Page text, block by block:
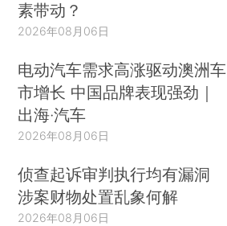
素带动？
2026年08月06日
电动汽车需求高涨驱动澳洲车
市增长 中国品牌表现强劲｜
出海·汽车
2026年08月06日
侦查起诉审判执行均有漏洞
涉案财物处置乱象何解
2026年08月06日